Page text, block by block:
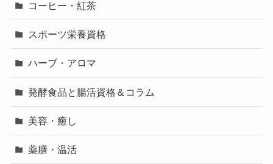
コーヒー・紅茶
スポーツ栄養資格
ハーブ・アロマ
発酵食品と腸活資格＆コラム
美容・癒し
薬膳・温活